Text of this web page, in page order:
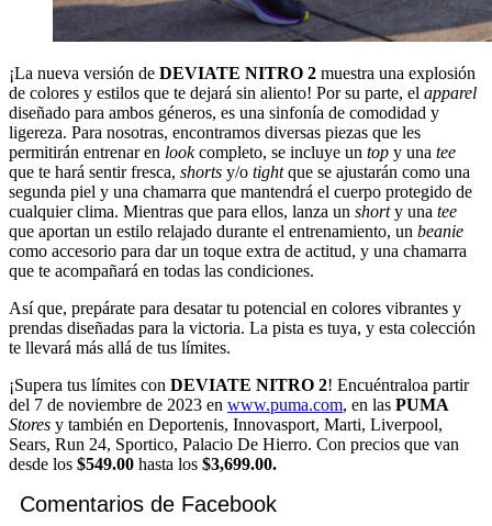
¡La nueva versión de DEVIATE NITRO 2 muestra una explosión
de colores y estilos que te dejará sin aliento! Por su parte, el apparel
diseñado para ambos géneros, es una sinfonía de comodidad y
ligereza. Para nosotras, encontramos diversas piezas que les
permitirán entrenar en lookcompleto, se incluye un top y una tee
que te hará sentir fresca, shorts y/o tightque se ajustarán como una
segunda piel y una chamarra que mantendrá el cuerpo protegido de
cualquier clima. Mientras que para ellos, lanza un shorty una tee
que aportan un estilo relajado durante el entrenamiento, un beanie
como accesorio para dar un toque extra de actitud, y una chamarra
que te acompañará en todas las condiciones.
Así que, prepárate para desatar tu potencial en colores vibrantes y
prendas diseñadas para la victoria. La pista es tuya, y esta colección
te llevará más allá de tus límites.
¡Supera tus límites con DEVIATE NITRO 2! Encuéntraloa partir
del 7 de noviembre de 2023 en www.puma.com, en las PUMA
Stores y también en Deportenis, Innovasport, Marti, Liverpool,
Sears, Run 24, Sportico, Palacio De Hierro. Con precios que van
desde los $549.00 hasta los $3,699.00.
Comentarios de Facebook